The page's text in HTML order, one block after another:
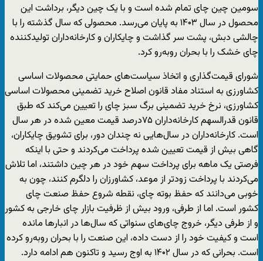
سومین چین چای تمام شده است و با یک چین دیگر، برداشت این
محصول در سال ۱۴۰۳ به‌ پایان می‌رسد. محصولی که سال گذشته را با
چالشی دبش، پشت سر گذاشت و چایکاران و کارخانه‌داران تولید‌کننده
چای خشک را با بحران روبه‌رو کرد.
شورای قیمت‌گذاری و اتخاذ سیاست‌های حمایتی محصولات اساسی
کشاورزی به استناد مفاد قانون اصلاح خرید تضمینی محصولات اساسی
کشاورزی، نرخ خرید تضمینی برگ سبز چای را تعیین می‌کند که طبق
قانون قدرالسهم کارخانه‌داران ۷۵درصد قیمت معین شده در هر سال
است. کارخانه‌داران در سال‌هایی نه چندان دور، برای تشویق چایکاران،
گاهی بیش از قیمت تعیین شده پرداخت می‌کردند و حتی با اینکه
فرصتی یک ‌ماهه برای پرداخت سهم خود در هر چین داشتند، اما تلاش
می‌کردند با پرداخت زودتر از موعد، کشاورزان را دلگرم کنند، چون به
خوبی می‌دانند که حفظ بوته چای، نقطه شروع حفظ صنعت چای
کشور است. اما از طرفی، ورود بیش از ظرفیت بازار چای خارجی به کشور
و از طرفی دیگر، خروج چای‌‌های سنواتی که سال‌ها در انبارها مانده
است و کیفیت خود را از دست داده، این صنعت را با بحران روبه‌رو کرده
است. بحرانی که در سال ۱۴۰۲ به اوج رسید و تاکنون هم ادامه دارد.